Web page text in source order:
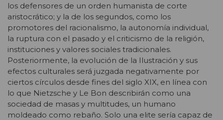
los defensores de un orden humanista de corte
aristocrático; y la de los segundos, como los
promotores del racionalismo, la autonomía individual,
la ruptura con el pasado y el criticismo de la religión,
instituciones y valores sociales tradicionales.
Posteriormente, la evolución de la Ilustración y sus
efectos culturales será juzgada negativamente por
ciertos círculos desde fines del siglo XIX, en línea con
lo que Nietzsche y Le Bon describirán como una
sociedad de masas y multitudes, un humano
moldeado como rebaño. Solo una elite sería capaz de